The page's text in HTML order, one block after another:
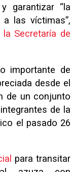
garantizar “la
las víctimas”,
Secretaría de
importante de
desde el
de un conjunto
de la
el pasado 26
para transitar